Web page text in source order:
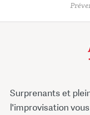
Surprenants et
l'improvisation